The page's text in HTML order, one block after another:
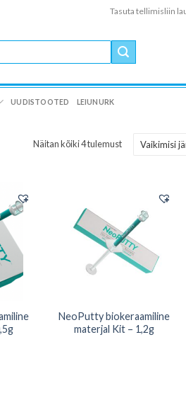
Tasuta tellimisliin
UUDISTOOTED LEIUNURK
Näitan kõiki 4 tulemust
NeoPutty biokeraamiline
materjal Kit – 1,2g